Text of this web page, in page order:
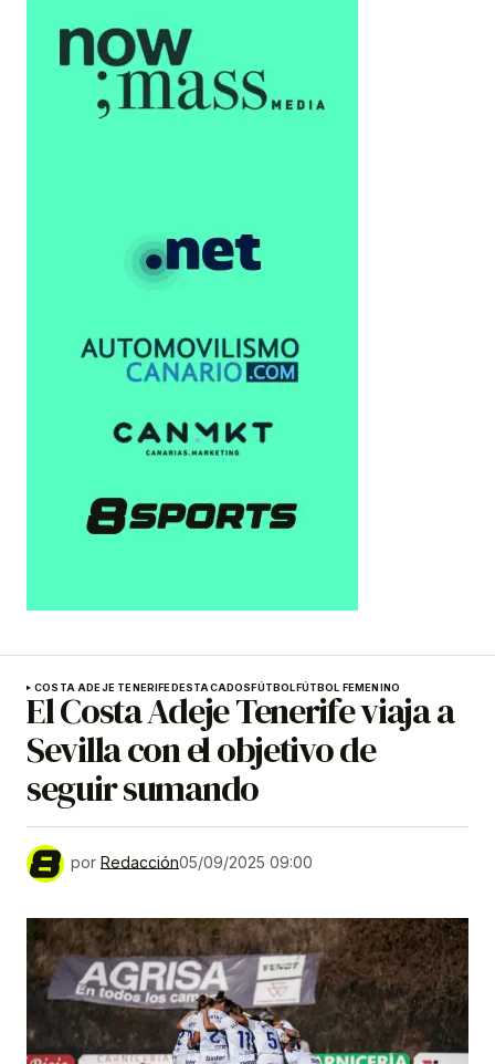
COSTA ADEJE TENERIFEDESTACADOSFÚTBOLFÚTBOL FEMENINO
El Costa Adeje Tenerife viaja a
Sevilla con el objetivo de
seguir sumando
por Redacción05/09/2025 09:00